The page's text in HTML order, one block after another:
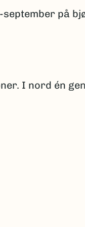
september på
I nord én